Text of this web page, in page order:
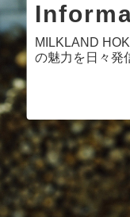
MILKLAND
の魅力を日々発